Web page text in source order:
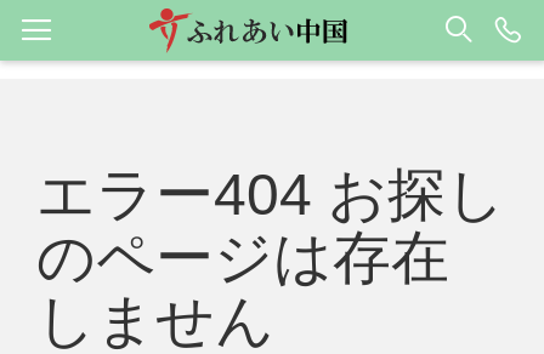
エラー404 お探し
のページは存在
しません